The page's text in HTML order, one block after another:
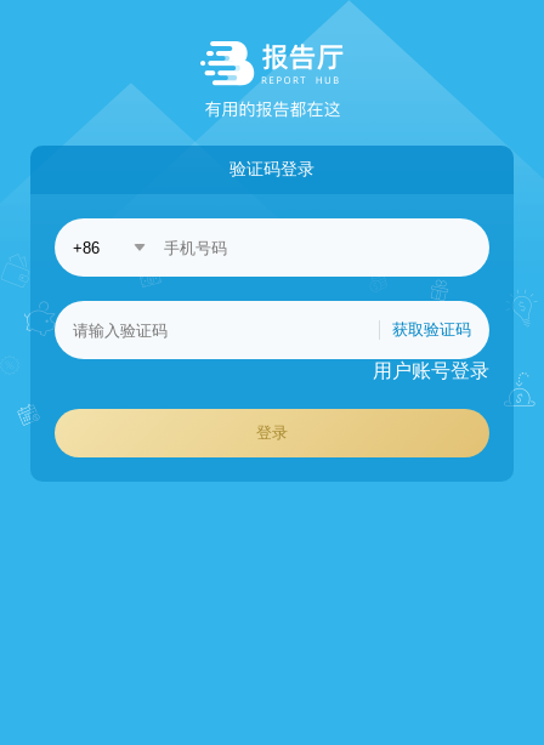
验证码登录
获取验证码
用户账号登录
登录